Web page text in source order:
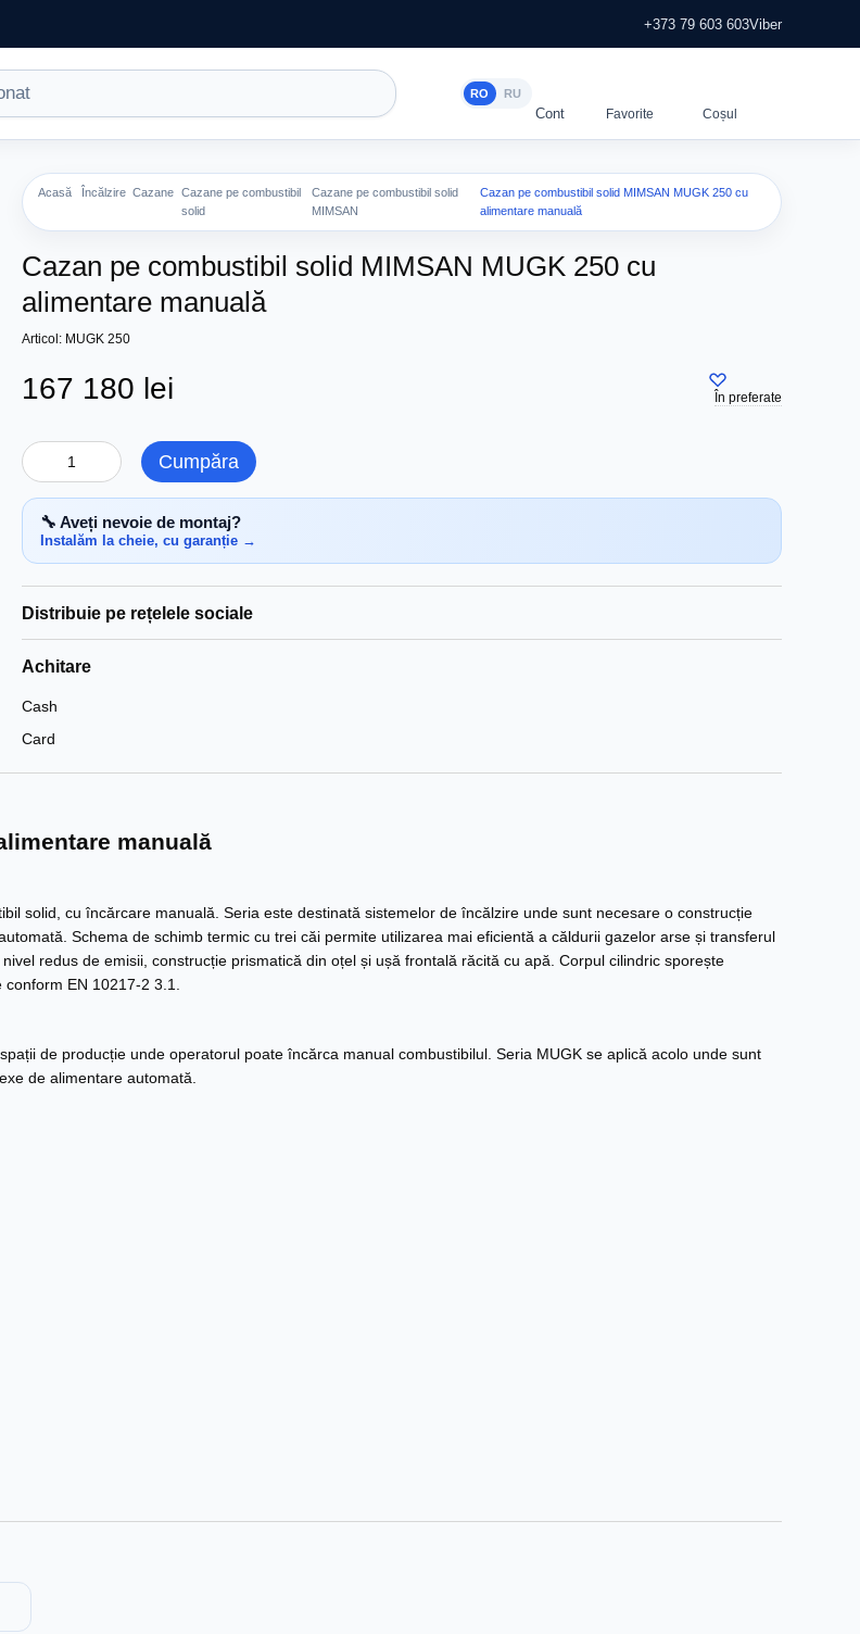
+373 79 603 603Viber
RO RU
Acasă Încălzire Cazane
Cazane pe combustibil
solid
Cazane pe combustibil solid
MIMSAN
Cazan pe combustibil solid MIMSAN MUGK 250 cu
alimentare manuală
Cazan pe combustibil solid MIMSAN MUGK 250 cu
alimentare manuală
Articol: MUGK 250
167 180 lei În preferate
Cumpăra
🔧 Aveți nevoie de montaj?
Instalăm la cheie, cu garanție →
Distribuie pe rețelele sociale
Achitare
Cash
Card
manuală
solid, cu încărcare manuală. Seria este destinată sistemelor de încălzire unde sunt necesare o construcție
Schema de schimb termic cu trei căi permite utilizarea mai eficientă a căldurii gazelor arse și transferul
redus de emisii, construcție prismatică din oțel și ușă frontală răcită cu apă. Corpul cilindric sporește
EN 10217-2 3.1.
de producție unde operatorul poate încărca manual combustibilul. Seria MUGK se aplică acolo unde sunt
de alimentare automată.